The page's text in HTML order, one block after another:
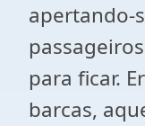
apertando-
para ficar.
barcas,